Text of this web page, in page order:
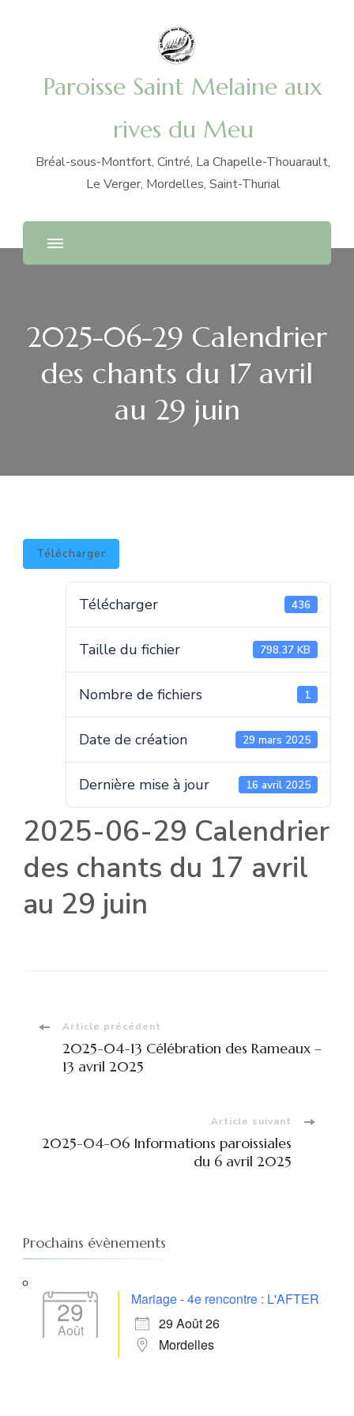
Paroisse Saint Melaine aux
rives du Meu
Bréal-sous-Montfort, Cintré, La Chapelle-Thouarault,
Le Verger, Mordelles, Saint-Thurial
2025-06-29 Calendrier
des chants du 17 avril
au 29 juin
Télécharger
Télécharger 436
Taille du fichier 798.37 KB
Nombre de fichiers 1
Date de création 29 mars 2025
Dernière mise à jour 16 avril 2025
2025-06-29 Calendrier
des chants du 17 avril
au 29 juin
Navigation
d'article
Article précédent
2025-04-13 Célébration des Rameaux –
13 avril 2025
Article suivant
2025-04-06 Informations paroissiales
du 6 avril 2025
Prochains évènements
29
Août
Mariage - 4e rencontre : L'AFTER
29 Août 26
Mordelles